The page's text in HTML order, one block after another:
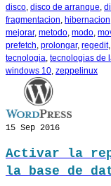
disco, disco de arranque,
fragmentacion, hibernacion
mejorar, metodo, modo,
prefetch, prolongar, regedit,
tecnologia, tecnologias de
windows 10, zeppelinux
15 Sep 2016
Activar la
la base de